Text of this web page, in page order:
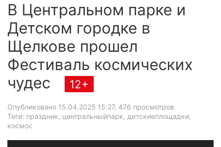
В Центральном парке и
Детском городке в
Щелкове прошел
Фестиваль космических
чудес
12+
Опубликовано 15.04.2025 15:27, 476 просмотров
Теги: праздник, центральныйпарк, детскиеплощадки,
космос